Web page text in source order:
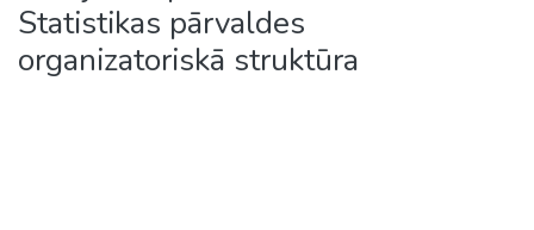
Statistikas pārvaldes
organizatoriskā struktūra